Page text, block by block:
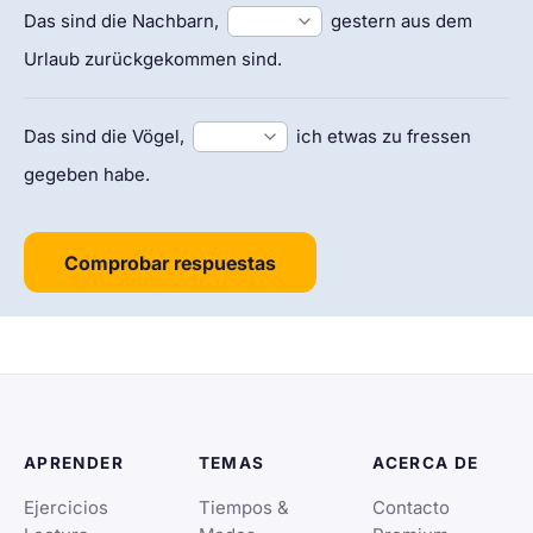
Das sind die Nachbarn,
gestern aus dem
Urlaub zurückgekommen sind.
Das sind die Vögel,
ich etwas zu fressen
gegeben habe.
Comprobar respuestas
APRENDER
Ejercicios
TEMAS
Tiempos &
ACERCA DE
Contacto